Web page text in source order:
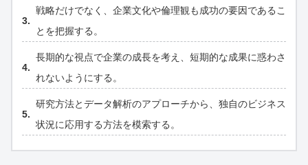
戦略だけでなく、企業文化や倫理観も成功の要因であるこ
とを把握する。
長期的な視点で企業の成長を考え、短期的な成果に惑わさ
れないようにする。
研究方法とデータ解析のアプローチから、独自のビジネス
状況に応用する方法を模索する。